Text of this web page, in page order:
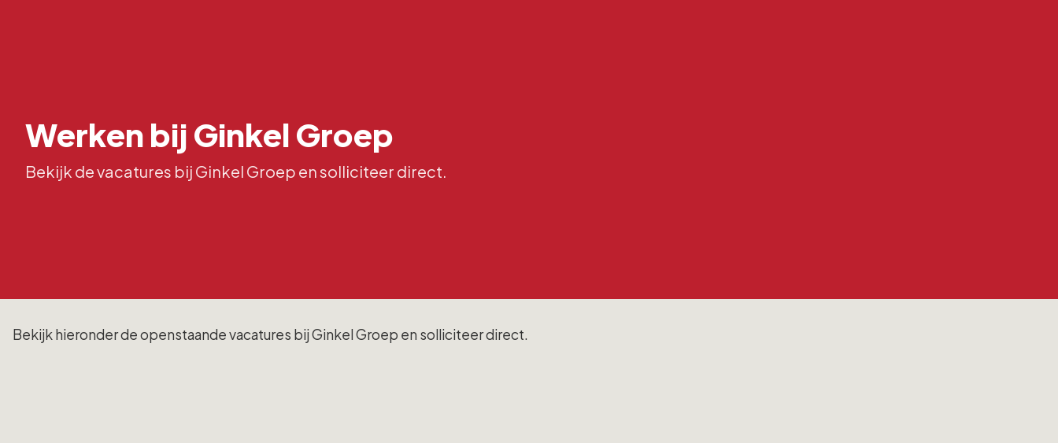
Werken bij Ginkel Groep
Bekijk de vacatures bij Ginkel Groep en solliciteer direct.
Bekijk hieronder de openstaande vacatures bij Ginkel Groep en solliciteer direct.